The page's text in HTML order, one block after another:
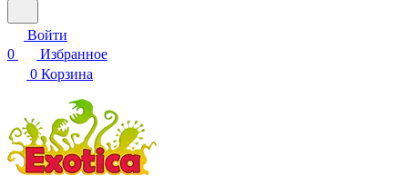
Войти
0
Избранное
0 Корзина